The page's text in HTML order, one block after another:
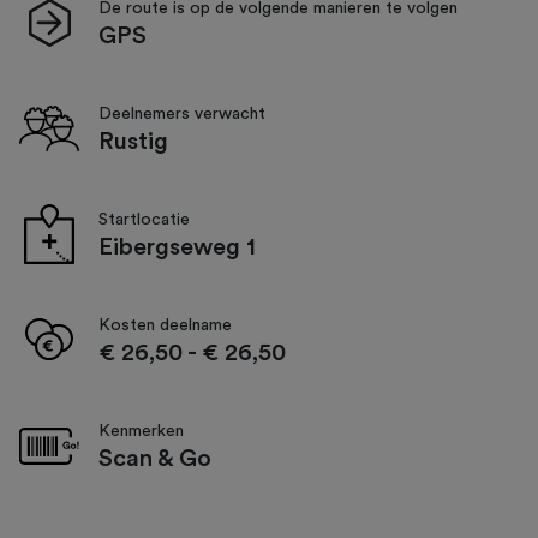
De route is op de volgende manieren te volgen
GPS
Deelnemers verwacht
Rustig
Startlocatie
Eibergseweg 1
Kosten deelname
€ 26,50 - € 26,50
Kenmerken
Scan & Go